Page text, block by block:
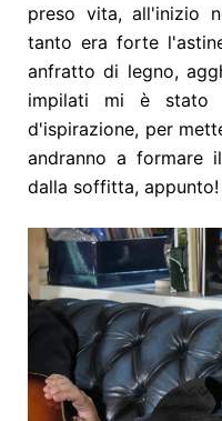
preso vita, all'inizio
tanto era forte
anfratto di legno,
impilati mi è stato
d'ispirazione, per
andranno a formare
dalla soffitta, appunto!